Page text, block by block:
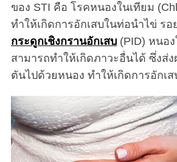
ของ STI คือ โรคหนองในเทียม
ทำให้เกิดการอักเสบในท่อนำไข่ ร
กระดูกเชิงกรานอักเสบ(PID) หนอง
สามารถทำให้เกิดภาวะอื่นได้ ซึ่งส่
ตันไปด้วยหนอง ทำให้เกิดการอักเ